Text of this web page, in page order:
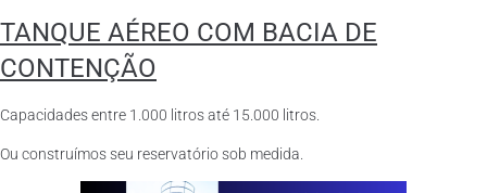
TANQUE AÉREO COM BACIA DE
CONTENÇÃO
Capacidades entre 1.000 litros até 15.000 litros.
Ou construímos seu reservatório sob medida.